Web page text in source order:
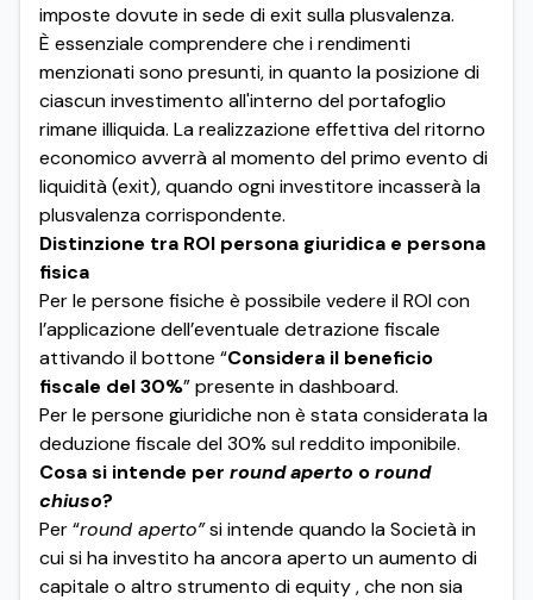
imposte dovute in sede di exit sulla plusvalenza.
È essenziale comprendere che i rendimenti
menzionati sono presunti, in quanto la posizione di
ciascun investimento all'interno del portafoglio
rimane illiquida. La realizzazione effettiva del ritorno
economico avverrà al momento del primo evento di
liquidità (exit), quando ogni investitore incasserà la
plusvalenza corrispondente.
Distinzione tra ROI persona giuridica e persona
fisica
Per le persone fisiche è possibile vedere il ROI con
l’applicazione dell’eventuale detrazione fiscale
attivando il bottone “Considera il beneficio
fiscale del 30%” presente in dashboard.
Per le persone giuridiche non è stata considerata la
deduzione fiscale del 30% sul reddito imponibile.
Cosa si intende per round aperto oround
chiuso?
Per “round aperto”si intende quando la Società in
cui si ha investito ha ancora aperto un aumento di
capitale o altro strumento di equity , che non sia